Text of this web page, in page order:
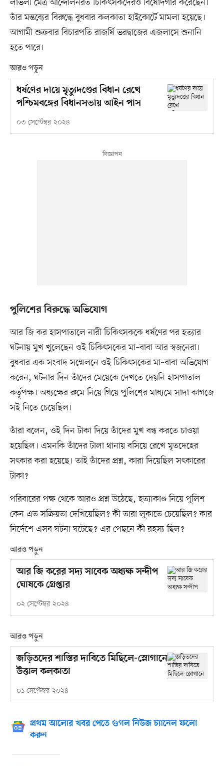
লাভলী মৈত্র আন্দোলনরত চিকিৎসকদেরও বিষোদগার করেছেন।
তাঁর মন্তব্যের বিরুদ্ধে বুধবার কলকাতা হাইকোর্টে মামলা হয়েছে।
আগামী শুক্রবার বিচারপতি রাজর্ষি ভরদ্বাজের এজলাসে শুনানি
হতে পারে।
আরও পড়ুন
ধর্ষণের দায়ে মৃত্যুদণ্ডের বিধান রেখে
পশ্চিমবঙ্গের বিধানসভায় আইন পাস
০৩ সেপ্টেম্বর ২০২৪
পুলিশের বিরুদ্ধে অভিযোগ
আর জি কর হাসপাতালে নারী চিকিৎসককে ধর্ষণের পর হত্যার
ঘটনায় মুখ খুলেছেন ওই চিকিৎসকের মা–বাবা আর স্বজনেরা।
বুধবার এক সংবাদ সম্মেলনে ওই চিকিৎসকের মা–বাবা অভিযোগ
করেন, ঘটনার দিন তাঁদের মেয়েকে দেখতে দেয়নি হাসপাতাল
কর্তৃপক্ষ। অধ্যক্ষের রুমে নিয়ে গিয়ে পুলিশের মাধ্যমে সাদা কাগজে
সই নিতে চেয়েছিল।
তাঁরা বলেন, ওই দিন টাকা দিয়ে তাঁদের মুখ বন্ধ করতে চাওয়া
হয়েছিল। এমনকি তাঁদের টালা থানায় বসিয়ে রেখে মৃতদেহের
সৎকার করা হয়েছে। তাই তাঁদের প্রশ্ন, কারা দিয়েছিল সৎকারের
টাকা?
পরিবারের পক্ষ থেকে আরও প্রশ্ন উঠেছে, হত্যাকাণ্ড নিয়ে পুলিশ
কেন এত সক্রিয়তা দেখিয়েছিল? কী তারা লুকাতে চেয়েছিল? কার
নির্দেশে এসব ঘটনা ঘটেছে? এর পেছনে কী রহস্য ছিল?
আরও পড়ুন
আর জি করের সদ্য সাবেক অধ্যক্ষ সন্দীপ
ঘোষকে গ্রেপ্তার
০২ সেপ্টেম্বর ২০২৪
আরও পড়ুন
জড়িতদের শাস্তির দাবিতে মিছিলে-স্লোগানে
উত্তাল কলকাতা
০১ সেপ্টেম্বর ২০২৪
প্রথম আলোর খবর পেতে গুগল নিউজ চ্যানেল ফলো
করুন